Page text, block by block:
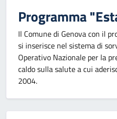
Programma
Il Comune di Genova con il
si inserisce nel sistema di
Operativo Nazionale per la
caldo sulla salute a cui
2004.